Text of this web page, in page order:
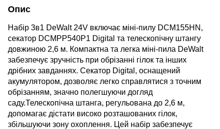
Опис
Набір 3в1 DeWalt 24V включає міні-пилу DCM155HN,
секатор DCMPP540P1 Digital та телескопічну штангу
довжиною 2,6 м. Компактна та легка міні-пила DeWalt
забезпечує зручність при обрізанні гілок та інших
дрібних завданнях. Секатор Digital, оснащений
акумулятором, дозволяє легко справлятися з точним
обрізанням, значно полегшуючи догляд
саду.Телескопічна штанга, регульована до 2,6 м,
допомагає дістати високо розташованих гілок,
збільшуючи зону охоплення. Цей набір забезпечує